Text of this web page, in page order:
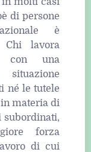
di persone
è
Chi lavora
con una
né le tutele
materia di
subordinati,
forza
di cui